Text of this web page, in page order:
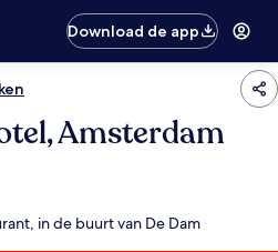
Download de app
Amsterdam
in de buurt van De Dam